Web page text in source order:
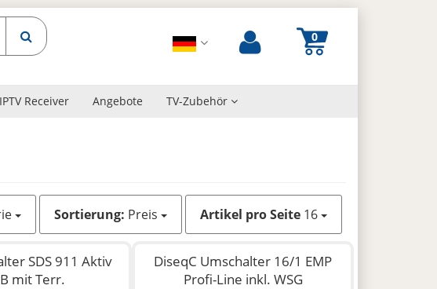
IPTV Receiver Angebote TV-Zubehör
Sortierung: Preis Artikel pro Seite 16
SDS 911 Aktiv
mit Terr.
DiseqC Umschalter 16/1 EMP
Profi-Line inkl. WSG